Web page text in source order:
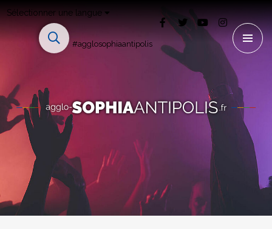
Sélectionner une langue
#agglosophiaantipolis